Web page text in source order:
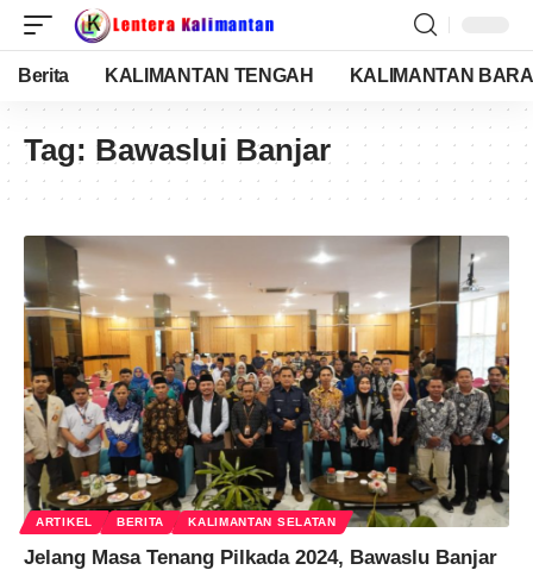
Berita KALIMANTAN TENGAH KALIMANTAN
Tag: Bawaslui Banjar
ARTIKEL BERITA KALIMANTAN SELATAN
Jelang Masa Tenang Pilkada 2024, Bawaslu Banjar